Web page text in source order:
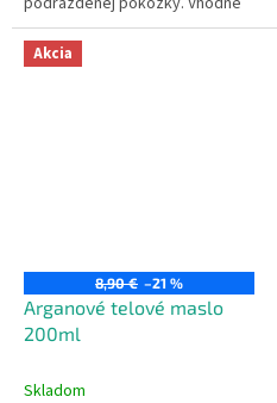
aj na pery.
Akcia
8,90 € –21 %
Arganové telové maslo
200ml
Skladom